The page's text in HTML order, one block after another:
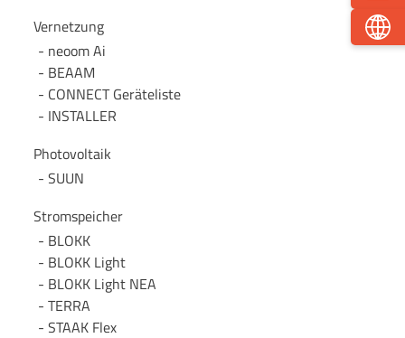
Vernetzung
neoom Ai
BEAAM
CONNECT Geräteliste
INSTALLER
Photovoltaik
SUUN
Stromspeicher
BLOKK
BLOKK Light
BLOKK Light NEA
TERRA
STAAK Flex